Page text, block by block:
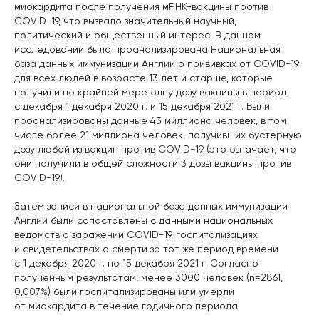
миокардита после получения мРНК-вакцины против
COVID-19, что вызвало значительный научный,
политический и общественный интерес. В данном
исследовании была проанализирована Национальная
база данных иммунизации Англии о прививках от COVID-19
для всех людей в возрасте 13 лет и старше, которые
получили по крайней мере одну дозу вакцины в период
с декабря 1 декабря 2020 г. и 15 декабря 2021 г. Были
проанализированы данные 43 миллиона человек, в том
числе более 21 миллиона человек, получивших бустерную
дозу любой из вакцин против COVID-19 (это означает, что
они получили в общей сложности 3 дозы вакцины против
COVID-19).
Затем записи в национальной базе данных иммунизации
Англии были сопоставлены с данными национальных
ведомств о заражении COVID-19, госпитализациях
и свидетельствах о смерти за тот же период времени
с 1 декабря 2020 г. по 15 декабря 2021 г. Согласно
полученным результатам, менее 3000 человек (n=2861,
0,007%) были госпитализированы или умерли
от миокардита в течение годичного периода